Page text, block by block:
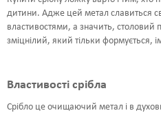
дитини. Адже цей метал славиться
властивостями, а значить, столовий
зміцнілий, який тільки формується,
Властивості срібла
Срібло це очищаючий метал і в